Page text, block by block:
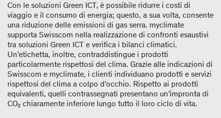
Con le soluzioni Green ICT, è possibile ridurre i costi di
viaggio e il consumo di energia; questo, a sua volta, consente
una riduzione delle emissioni di gas serra. myclimate
supporta Swisscom nella realizzazione di confronti esaustivi
tra soluzioni Green ICT e verifica i bilanci climatici.
Un’etichetta, inoltre, contraddistingue i prodotti
particolarmente rispettosi del clima. Grazie alle indicazioni di
Swisscom e myclimate, i clienti individuano prodotti e servizi
rispettosi del clima a colpo d’occhio. Rispetto ai prodotti
equivalenti, quelli contrassegnati presentano un’impronta di
CO₂ chiaramente inferiore lungo tutto il loro ciclo di vita.